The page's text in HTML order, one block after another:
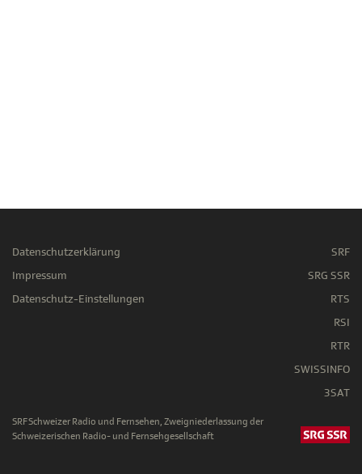
Datenschutzerklärung
Impressum
Datenschutz-Einstellungen
SRF
SRG SSR
RTS
RSI
RTR
SWISSINFO
3SAT
SRF Schweizer Radio und Fernsehen, Zweigniederlassung der
Schweizerischen Radio- und Fernsehgesellschaft